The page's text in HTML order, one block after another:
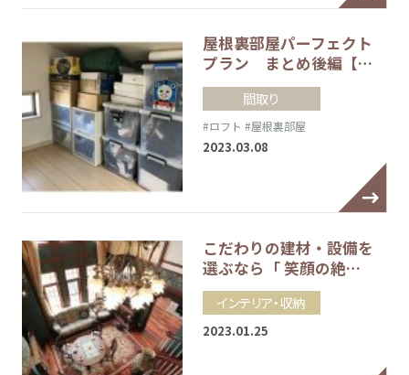
屋根裏部屋パーフェクト
プラン まとめ後編【…
間取り
#ロフト #屋根裏部屋
2023.03.08
こだわりの建材・設備を
選ぶなら「 笑顔の絶…
インテリア・収納
2023.01.25